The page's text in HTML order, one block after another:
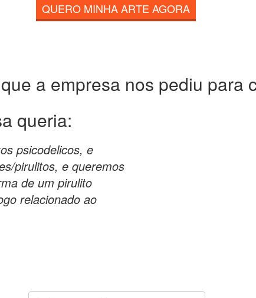
QUERO MINHA ARTE AGORA
a empresa nos pediu para
queria:
psicodelicos, e
pirulitos, e queremos
de um pirulito
relacionado ao